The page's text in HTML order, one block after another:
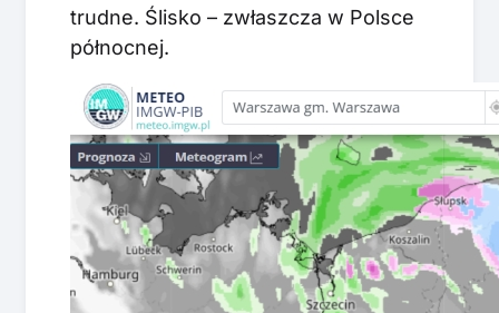
trudne. Ślisko – zwłaszcza w Polsce
północnej.